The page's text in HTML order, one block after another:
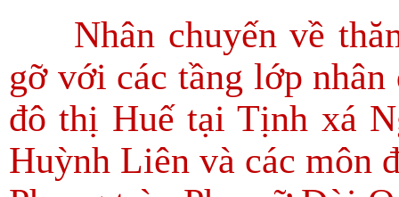
Nhân chuyến về
gỡ với các tầng lớp
đô thị Huế tại Tịnh xá
Huỳnh Liên và các môn